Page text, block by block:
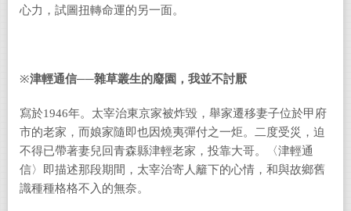
心力，試圖扭轉命運的另一面。
※津輕通信──雜草叢生的廢園，我並不討厭
寫於1946年。太宰治東京家被炸毀，舉家遷移妻子位於甲府
市的老家，而娘家隨即也因燒夷彈付之一炬。二度受災，迫
不得已帶著妻兒回青森縣津輕老家，投靠大哥。〈津輕通
信〉即描述那段期間，太宰治寄人籬下的心情，和與故鄉舊
識種種格格不入的無奈。